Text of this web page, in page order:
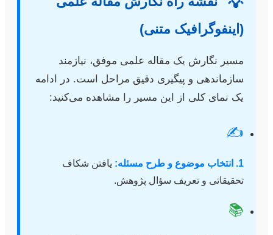
(اینفوگرافیک متنی)
مسیر نگارش یک مقاله علمی موفق، نیازمند
سازماندهی و پیگیری دقیق مراحل است. در ادامه
یک نمای کلی از این مسیر را مشاهده می‌کنید:
✍
1. انتخاب موضوع و طرح مسئله:
یافتن شکاف
تحقیقاتی و تعریف سؤال پژوهش.
📚